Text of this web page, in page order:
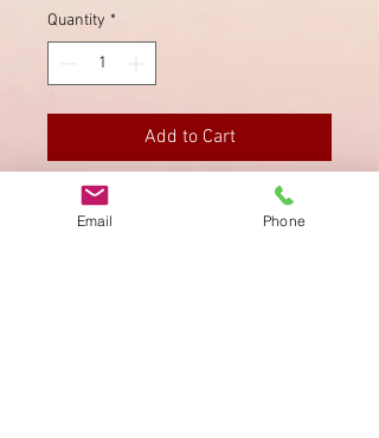
Quantity *
Add to Cart
Schöner Brief mit Stempel von
Zürich vom 31.5.1941.
Email Phone